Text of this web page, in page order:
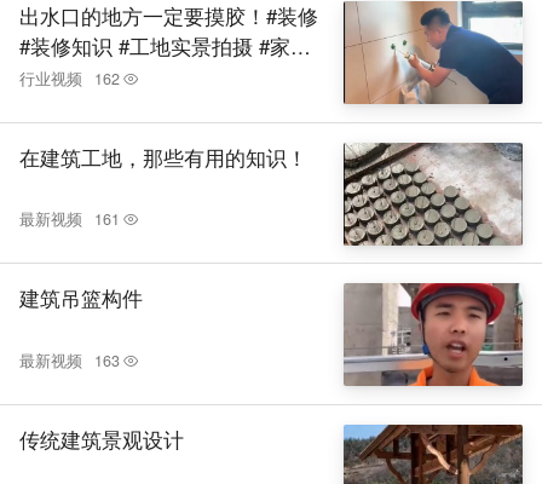
出水口的地方一定要摸胶！#装修
#装修知识 #工地实景拍摄 #家装
装修
行业视频 162
在建筑工地，那些有用的知识！
最新视频 161
建筑吊篮构件
最新视频 163
传统建筑景观设计